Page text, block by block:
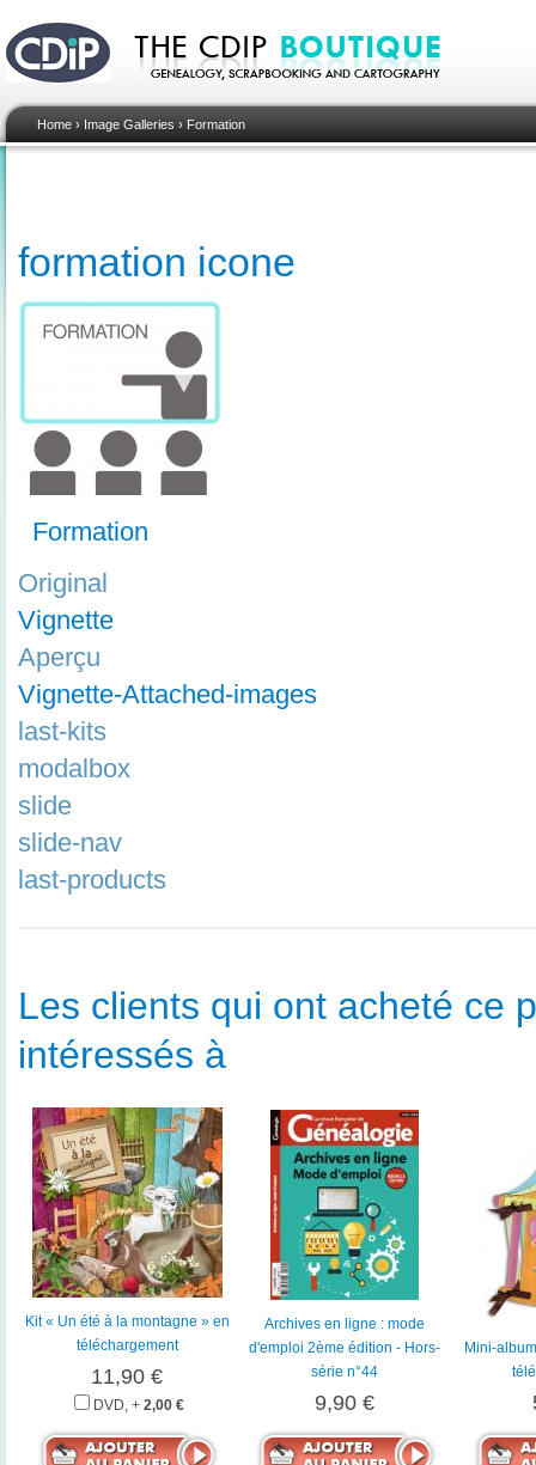
Home › Image Galleries › Formation
formation icone
Formation
Original
Vignette
Aperçu
Vignette-Attached-images
last-kits
modalbox
slide
slide-nav
last-products
Les clients qui ont acheté ce
intéressés à
Kit « Un été à la montagne » en
téléchargement
11,90 €
DVD, + 2,00 €
Archives en ligne : mode
d'emploi 2ème édition - Hors-
série n°44
9,90 €
Mini-